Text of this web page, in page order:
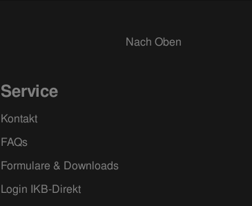
Nach Oben
Service
Kontakt
FAQs
Formulare & Downloads
Login IKB-Direkt